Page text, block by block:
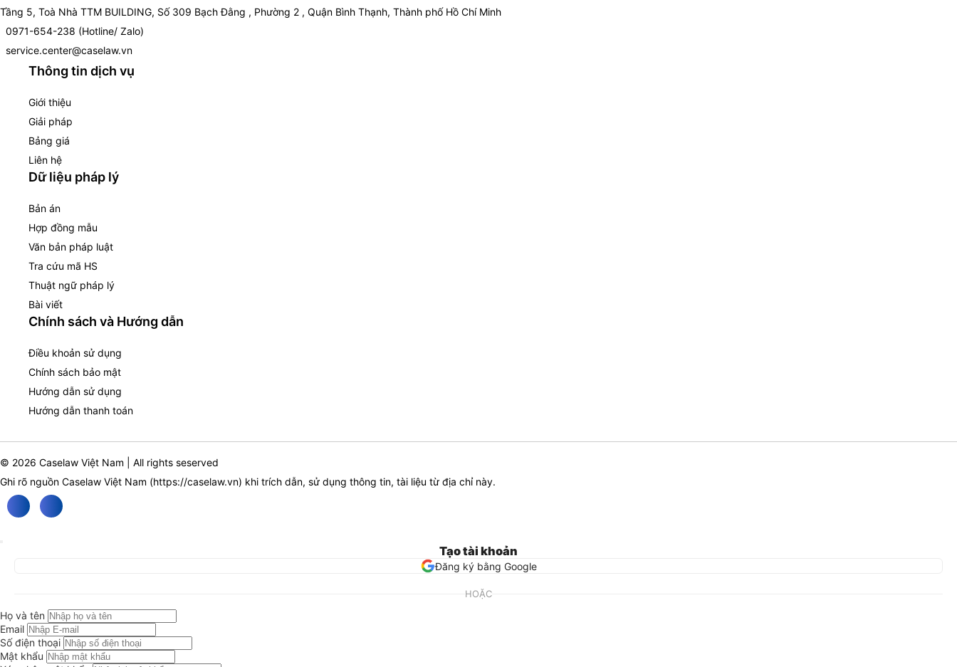
Tầng 5, Toà Nhà TTM BUILDING, Số 309 Bạch Đằng , Phường 2 , Quận Bình Thạnh, Thành phố Hồ Chí Minh
0971-654-238 (Hotline/ Zalo)
service.center@caselaw.vn
Thông tin dịch vụ
Giới thiệu
Giải pháp
Bảng giá
Liên hệ
Dữ liệu pháp lý
Bản án
Hợp đồng mẫu
Văn bản pháp luật
Tra cứu mã HS
Thuật ngữ pháp lý
Bài viết
Chính sách và Hướng dẫn
Điều khoản sử dụng
Chính sách bảo mật
Hướng dẫn sử dụng
Hướng dẫn thanh toán
© 2026 Caselaw Việt Nam | All rights seserved
Ghi rõ nguồn Caselaw Việt Nam (https://caselaw.vn) khi trích dẫn, sử dụng thông tin, tài liệu từ địa chỉ này.
Tạo tài khoản
Đăng ký bằng Google
HOẶC
Họ và tên
Email
Số điện thoại
Mật khẩu